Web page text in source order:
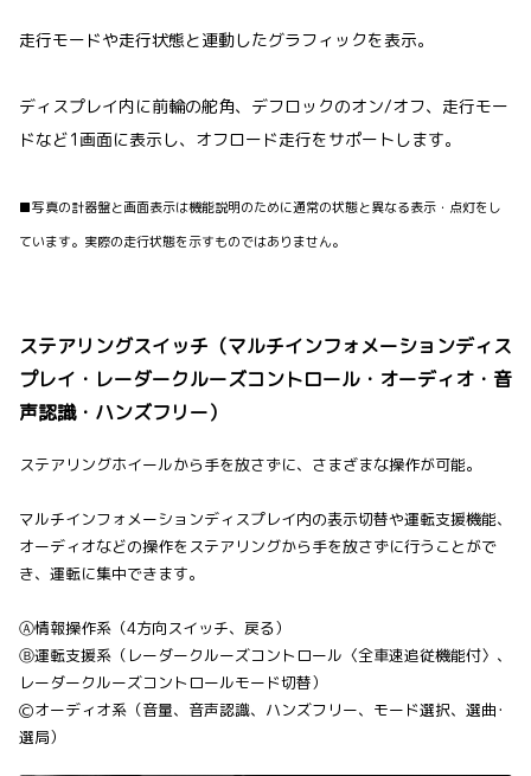
走行モードや走行状態と連動したグラフィックを表示。
ディスプレイ内に前輪の舵角、デフロックのオン/オフ、走行モー
ドなど1画面に表示し、オフロード走行をサポートします。
■写真の計器盤と画面表示は機能説明のために通常の状態と異なる表示・点灯をし
ています。実際の走行状態を示すものではありません。
ステアリングスイッチ（マルチインフォメーションディス
プレイ・レーダークルーズコントロール・オーディオ・音
声認識・ハンズフリー）
ステアリングホイールから手を放さずに、さまざまな操作が可能。
マルチインフォメーションディスプレイ内の表示切替や運転支援機能、
オーディオなどの操作をステアリングから手を放さずに行うことがで
き、運転に集中できます。
Ⓐ情報操作系（4方向スイッチ、戻る）
Ⓑ運転支援系（レーダークルーズコントロール〈全車速追従機能付〉、
レーダークルーズコントロールモード切替）
Ⓒオーディオ系（音量、音声認識、ハンズフリー、モード選択、選曲･
選局）